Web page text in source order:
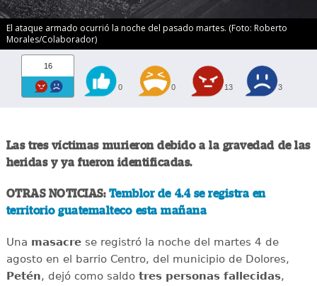
El ataque armado ocurrió la noche del pasado martes. (Foto: Roberto
Morales/Colaborador)
16
0 0 13 3
Las tres víctimas murieron debido a la gravedad de las
heridas y ya fueron identificadas.
OTRAS NOTICIAS: Temblor de 4.4 se registra en
territorio guatemalteco esta mañana
Una masacrese registró la noche del martes 4 de
agosto en el barrio Centro, del municipio de Dolores,
Petén, dejó como saldo tres personas fallecidas,